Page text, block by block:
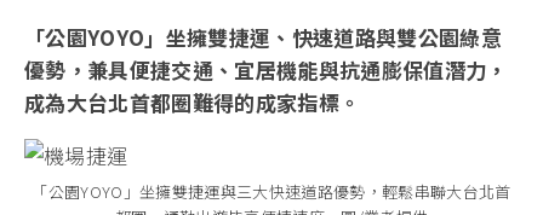
「公園YOYO」坐擁雙捷運、快速道路與雙公園綠意
優勢，兼具便捷交通、宜居機能與抗通膨保值潛力，
成為大台北首都圈難得的成家指標。
「公園YOYO」坐擁雙捷運與三大快速道路優勢，輕鬆串聯大台北首